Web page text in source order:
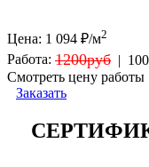
Цена: 1 094 ₽/м2
Работа: 1200руб |
Смотреть цену работы
Заказать